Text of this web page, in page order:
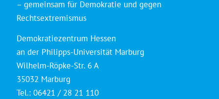
– gemeinsam für Demokratie und gegen
Rechtsextremismus
Demokratiezentrum Hessen
an der Philipps-Universität Marburg
Wilhelm-Röpke-Str. 6 A
35032 Marburg
Tel.: 06421 / 28 21 110